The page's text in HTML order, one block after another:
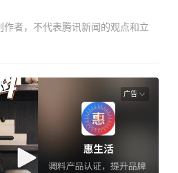
者，不代表腾讯新闻的观点和立
广告